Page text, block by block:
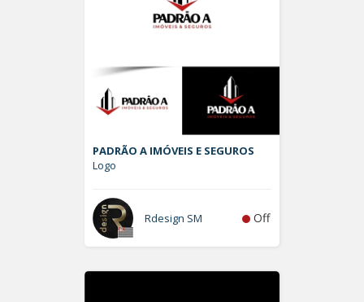
PADRÃO A IMÓVEIS E SEGUROS
Logo
Rdesign SM Off